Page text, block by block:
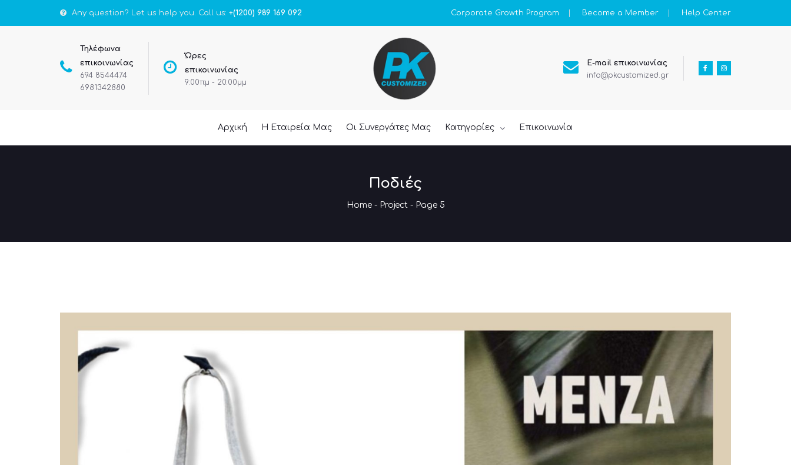
Any question? Let us help you. Call us: +(1200) 989 169 092 Corporate Growth Program Become a Member Help Center
Τηλέφωνα
επικοινωνίας
694 8544474
6981342880
Ώρες
επικοινωνίας
9:00πμ - 20:00μμ
E-mail επικοινωνίας
info@pkcustomized.gr
Αρχική Η Εταιρεία Μας Οι Συνεργάτες Μας Κατηγορίες Επικοινωνία
Ποδιές
Home- Project- Page 5